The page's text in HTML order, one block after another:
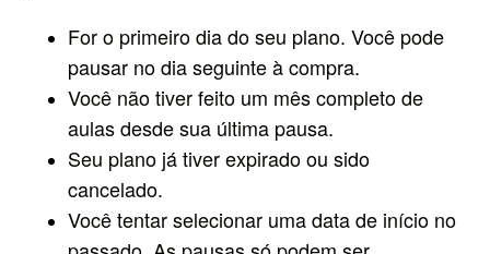
For o primeiro dia do seu plano. Você pode
pausar no dia seguinte à compra.
Você não tiver feito um mês completo de
aulas desde sua última pausa.
Seu plano já tiver expirado ou sido
cancelado.
Você tentar selecionar uma data de início no